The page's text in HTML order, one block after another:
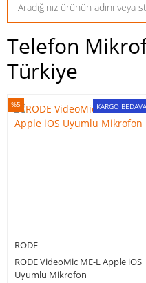
Telefon
Türkiye
KARGO BEDAVA
RODE
RODE VideoMic ME-L Apple iOS
Uyumlu Mikrofon
%5